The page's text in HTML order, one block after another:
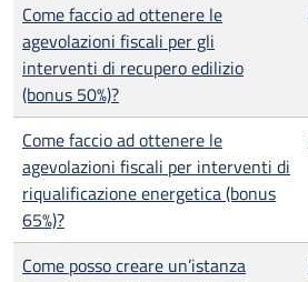
Come faccio ad ottenere le
agevolazioni fiscali per gli
interventi di recupero edilizio
(bonus 50%)?
Come faccio ad ottenere le
agevolazioni fiscali per interventi di
riqualificazione energetica (bonus
65%)?
Come posso creare un’istanza